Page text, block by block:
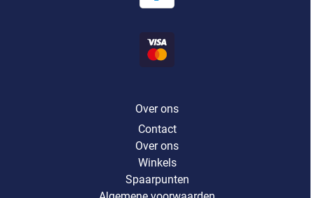
Over ons
Contact
Over ons
Winkels
Spaarpunten